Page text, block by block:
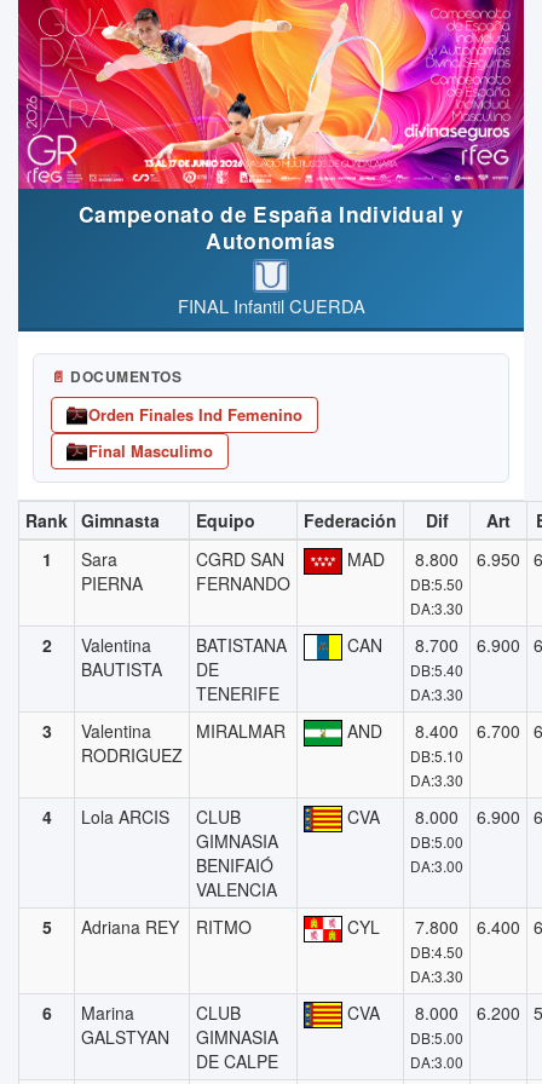
Campeonato de España Individual y
Autonomías
FINAL Infantil CUERDA
📄 DOCUMENTOS
Orden Finales Ind Femenino
Final Masculimo
Rank Gimnasta Equipo Federación Dif Art
1
Sara
PIERNA
CGRD SAN
FERNANDO
MAD 8.800
DB:5.50
DA:3.30
6.950
2
Valentina
BAUTISTA
BATISTANA
DE
TENERIFE
CAN 8.700
DB:5.40
DA:3.30
6.900
3
Valentina
RODRIGUEZ
MIRALMAR AND 8.400
DB:5.10
DA:3.30
6.700
4 Lola ARCIS
CLUB
GIMNASIA
BENIFAIÓ
VALENCIA
CVA 8.000
DB:5.00
DA:3.00
6.900
5 Adriana REY RITMO CYL 7.800
DB:4.50
DA:3.30
6.400
6
Marina
GALSTYAN
CLUB
GIMNASIA
DE CALPE
CVA 8.000
DB:5.00
DA:3.00
6.200